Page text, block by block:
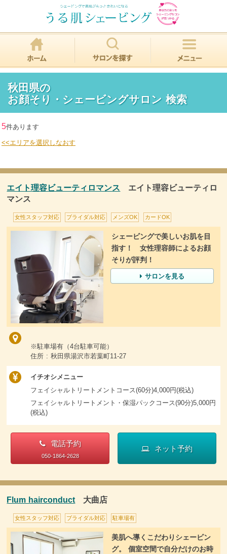
秋田県の
お顔そり・シェービングサロン 検索
5件あります
<<エリアを選択しなおす
エイト理容ビューティロマンス エイト理容ビューティロ
マンス
女性スタッフ対応 ブライダル対応 メンズOK カードOK
シェービングで美しいお肌を目
指す！ 女性理容師によるお顔
そりが評判！
サロンを見る
※駐車場有（4台駐車可能）
住所 : 秋田県湯沢市若葉町11-27
イチオシメニュー
フェイシャルトリートメントコース(60分)4,000円(税込)
フェイシャルトリートメント・保湿パックコース(90分)5,000円
(税込)
電話予約
050-1864-2628
ネット予約
Flum hairconduct 大曲店
女性スタッフ対応 ブライダル対応 駐車場有
美肌へ導くこだわりシェービン
グ。 個室空間で自分だけのお時